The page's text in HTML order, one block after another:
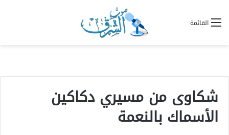
القائمة
شكاوى من مسيري دكاكين
الأسماك بالنعمة